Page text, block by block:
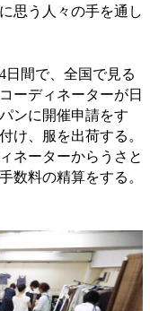
思う人々の手を通し
日間で、全国で見る
ーディネーターが日
ンに開催申請をす
け、服を出荷する。
ネーターからうさと
数料の精算をする。